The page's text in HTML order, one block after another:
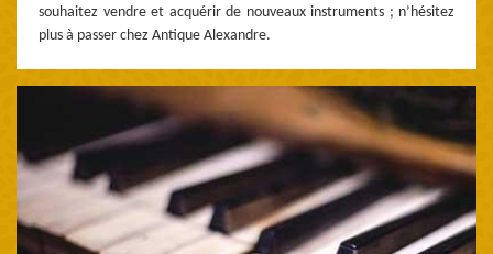
souhaitez vendre et acquérir de nouveaux instruments ; n’hésitez
plus à passer chez Antique Alexandre.